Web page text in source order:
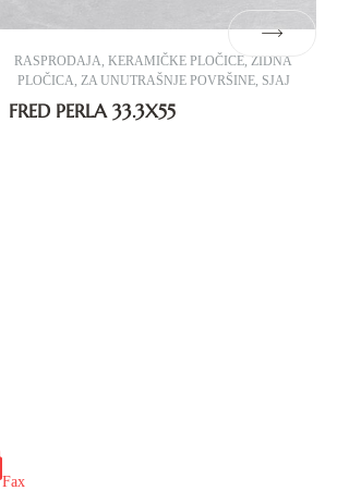
RASPRODAJA,KERAMIČKE PLOČICE,ZIDNA
PLOČICA, ZA UNUTRAŠNJE POVRŠINE, SJAJ
FRED PERLA 33.3X55
+387 35 649 703
Fax